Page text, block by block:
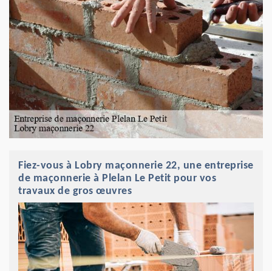
Fiez-vous à Lobry maçonnerie 22, une entreprise
de maçonnerie à Plelan Le Petit pour vos
travaux de gros œuvres